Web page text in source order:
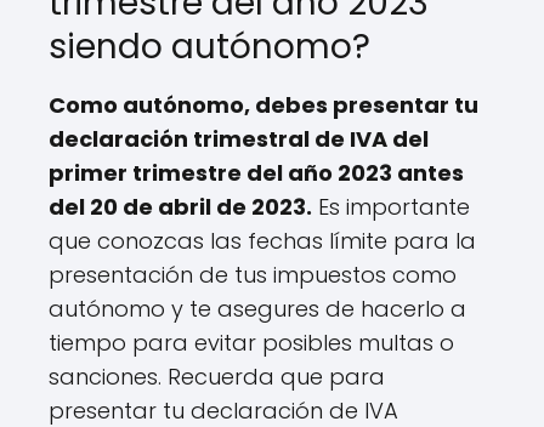
siendo autónomo?
Como autónomo, debes presentar tu
declaración trimestral de IVA del
primer trimestre del año 2023 antes
del 20 de abril de 2023. Es importante
que conozcas las fechas límite para la
presentación de tus impuestos como
autónomo y te asegures de hacerlo a
tiempo para evitar posibles multas o
sanciones. Recuerda que para
presentar tu declaración de IVA